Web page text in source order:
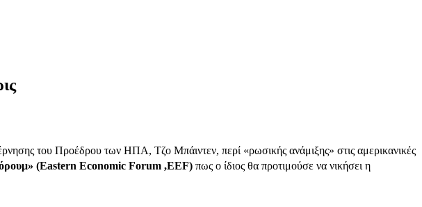
του Προέδρου των ΗΠΑ, Τζο Μπάιντεν, περί «ρωσικής ανάμιξης» στις αμερικανικές
(Eastern Economic Forum ,ΕEF) πως ο ίδιος θα προτιμούσε να νικήσει η